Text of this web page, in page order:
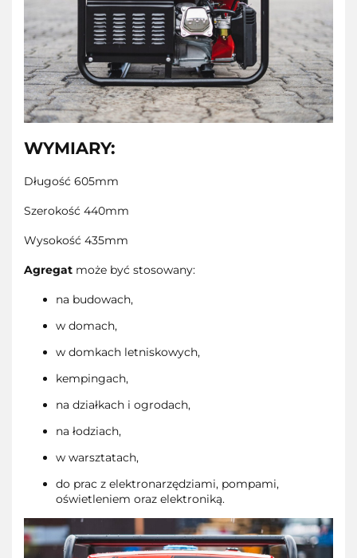
WYMIARY:
Długość 605mm
Szerokość 440mm
Wysokość 435mm
Agregat może być stosowany:
na budowach,
w domach,
w domkach letniskowych,
kempingach,
na działkach i ogrodach,
na łodziach,
w warsztatach,
do prac z elektronarzędziami, pompami,
oświetleniem oraz elektroniką.